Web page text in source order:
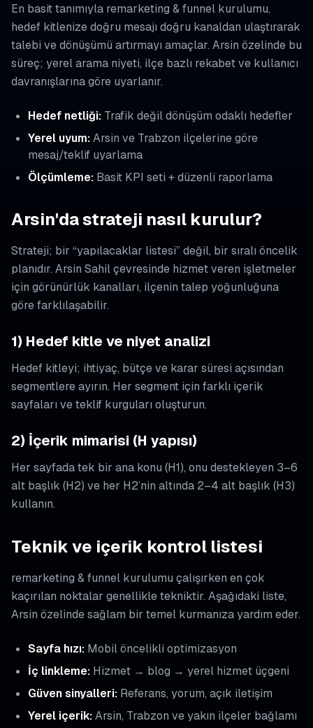
En basit tanımıyla remarketing & funnel kurulumu,
hedef kitlenize doğru mesajı doğru kanaldan ulaştırarak
talebi ve dönüşümü artırmayı amaçlar. Arsin özelinde bu
süreç; yerel arama niyeti, ilçe bazlı rekabet ve kullanıcı
davranışlarına göre uyarlanır.
Hedef netliği: Trafik değil dönüşüm odaklı hedefler
Yerel uyum:Arsin ve Trabzon ilçelerine göre
mesaj/teklif uyarlama
Ölçümleme: Basit KPI seti + düzenli raporlama
Arsin'da strateji nasıl kurulur?
Strateji; bir “yapılacaklar listesi” değil, bir sıralı öncelik
planıdır. Arsin Sahil çevresinde hizmet veren işletmeler
için görünürlük kanalları, ilçenin talep yoğunluğuna
göre farklılaşabilir.
1) Hedef kitle ve niyet analizi
Hedef kitleyi; ihtiyaç, bütçe ve karar süresi açısından
segmentlere ayırın. Her segment için farklı içerik
sayfaları ve teklif kurguları oluşturun.
2) İçerik mimarisi (H yapısı)
Her sayfada tek bir ana konu (H1), onu destekleyen 3–6
alt başlık (H2) ve her H2’nin altında 2–4 alt başlık (H3)
kullanın.
Teknik ve içerik kontrol listesi
remarketing & funnel kurulumu çalışırken en çok
kaçırılan noktalar genellikle tekniktir. Aşağıdaki liste,
Arsin özelinde sağlam bir temel kurmanıza yardım eder.
Sayfa hızı: Mobil öncelikli optimizasyon
İç linkleme: Hizmet → blog → yerel hizmet üçgeni
Güven sinyalleri: Referans, yorum, açık iletişim
Yerel içerik:Arsin, Trabzon ve yakın ilçeler bağlamı